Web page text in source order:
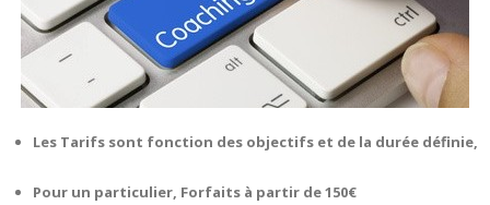
Les Tarifs sont fonction des objectifs et de la durée définie,
Pour un particulier, Forfaits à partir de 150€